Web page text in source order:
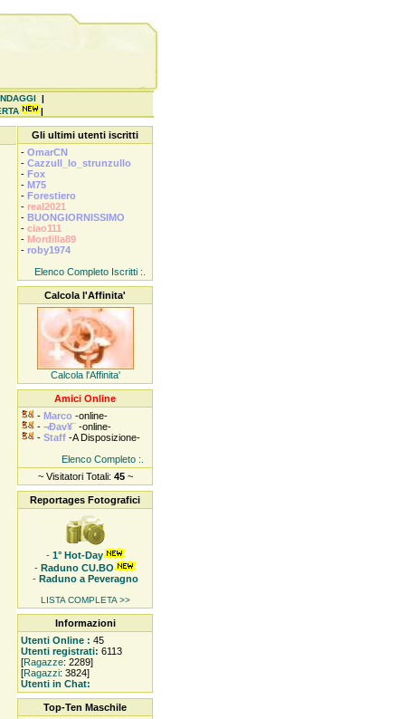
|
|
Gli ultimi utenti iscritti
- OmarCN
- Cazzull_lo_strunzullo
- Fox
- M75
- Forestiero
- real2021
- BUONGIORNISSIMO
- ciao111
- Mordilla89
- roby1974
Elenco Completo Iscritti :.
Calcola l'Affinita'
Calcola l'Affinita'
Amici Online
- Marco -online-
- ¬Ðav¥¨ -online-
- Staff -A Disposizione-
Elenco Completo :.
~ Visitatori Totali: 45~
Reportages Fotografici
- 1° Hot-Day
- Raduno CU.BO
- Raduno a Peveragno
LISTA COMPLETA >>
Informazioni
Utenti Online : 45
Utenti registrati: 6113
[Ragazze: 2289]
[Ragazzi: 3824]
Utenti in Chat:
Top-Ten Maschile